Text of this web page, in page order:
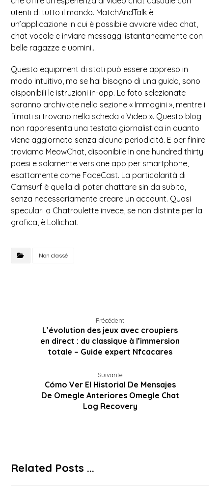
utenti di tutto il mondo. MatchAndTalk è
un’applicazione in cui è possibile avviare video chat,
chat vocale e inviare messaggi istantaneamente con
belle ragazze e uomini…
Questo equipment di stati può essere appreso in
modo intuitivo, ma se hai bisogno di una guida, sono
disponibili le istruzioni in-app. Le foto selezionate
saranno archiviate nella sezione « Immagini », mentre i
filmati si trovano nella scheda « Video ». Questo blog
non rappresenta una testata giornalistica in quanto
viene aggiornato senza alcuna periodicitá. E per finire
troviamo MeowChat, disponibile in one hundred thirty
paesi e solamente versione app per smartphone,
esattamente come FaceCast. La particolarità di
Camsurf è quella di poter chattare sin da subito,
senza necessariamente creare un account. Quasi
speculari a Chatroulette invece, se non distinte per la
grafica, è Lollichat.
Non classé
Précédent
L’évolution des jeux avec croupiers
en direct : du classique à l’immersion
totale – Guide expert Nfcacares
Suivante
Cómo Ver El Historial De Mensajes
De Omegle Anteriores Omegle Chat
Log Recovery
Related Posts ...